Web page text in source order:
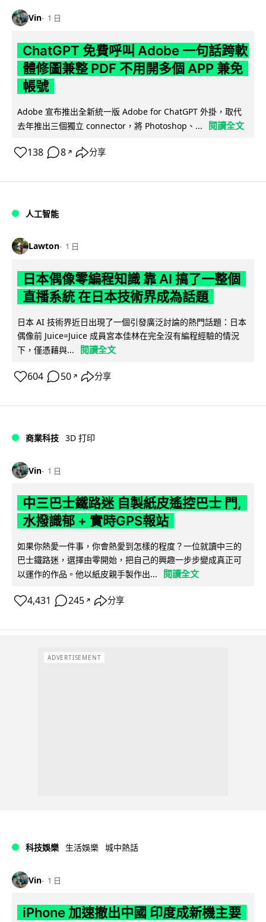
Vin 1 日
ChatGPT 免費呼叫 Adobe 一句話跨軟
體修圖兼整 PDF 不用開多個 APP 兼免
帳號
Adobe 宣布推出全新統一版 Adobe for ChatGPT 外掛，取代
去年推出三個獨立 connector，將 Photoshop、...
閱讀全文
138 8 ↗ 分享
人工智能
Lawton 1 日
日本偶像零編程知識 靠 AI 搞了一整個
直播系統 在日本技術界成為話題
日本 AI 技術界近日出現了一個引發廣泛討論的熱門話題：日本
偶像前 Juice=Juice 成員宮本佳林在完全沒有編程經驗的情況
下，僅憑藉與...
閱讀全文
604 50 ↗ 分享
商業科技 3D 打印
Vin 1 日
中三巴士鐵路迷 自製紙皮遙控巴士 門,
水撥識郁 + 實時GPS報站
如果你熱愛一件事，你會熱愛到怎樣的程度？一位就讀中三的
巴士鐵路迷，選擇由零開始，把自己的興趣一步步變成真正可
以運作的作品。他以紙皮親手製作出...
閱讀全文
4,431 245 ↗ 分享
ADVERTISEMENT
科技娛樂 生活娛樂 城中熱話
Vin 1 日
iPhone 加速撤出中國 印度成新機主要